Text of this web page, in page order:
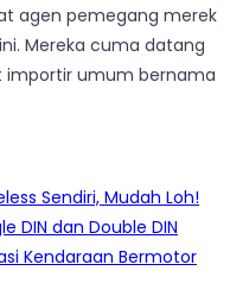
agen pemegang merek
Mereka cuma datang
importir umum bernama
Sendiri, Mudah Loh!
DIN dan Double DIN
Kendaraan Bermotor